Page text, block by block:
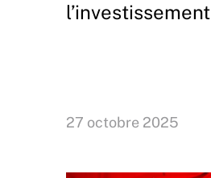
l’investissement
27 octobre 2025